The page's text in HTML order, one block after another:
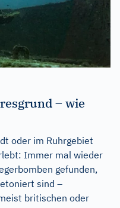
– wie
oder im Ruhrgebiet
Immer mal wieder
gefunden,
sind –
britischen oder